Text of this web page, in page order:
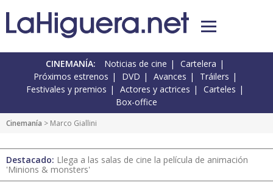
CINEMANÍA: Noticias de cine
Cartelera
Próximos estrenos
DVD Avances
Tráilers
Festivales y premios
Actores y actrices
Carteles
Box-office
Cinemanía > Marco Giallini
Destacado: Llega a las salas de cine la película de animación
'Minions & monsters'